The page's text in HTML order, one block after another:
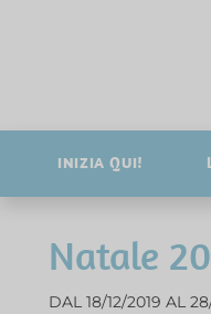
INIZIA QUI!
Natale
DAL 18/12/2019 AL